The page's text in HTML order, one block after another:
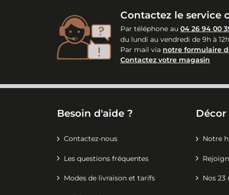
Contactez le service
Par téléphone au 04 26 94 00
du lundi au vendredi de 9h à
Par mail via notre formulaire
Contactez votre magasin
Besoin d'aide ?
Contactez-nous
Les questions fréquentes
Modes de livraison et tarifs
Notre
Nos 23